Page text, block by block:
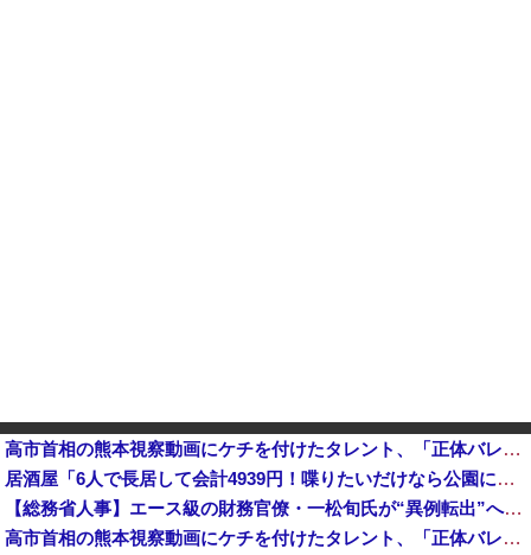
高市首相の熊本視察動画にケチを付けたタレント、「正体バレバレよな」と黒電話の呼び方であっさりと……他
居酒屋「6人で長居して会計4939円！喋りたいだけなら公園に行ってくれ（怒」
【総務省人事】エース級の財務官僚・一松旬氏が“異例転出”へ 官邸幹部「協力的でなかったから」
高市首相の熊本視察動画にケチを付けたタレント、「正体バレバレよな」と黒電話の呼び方であっさりと……